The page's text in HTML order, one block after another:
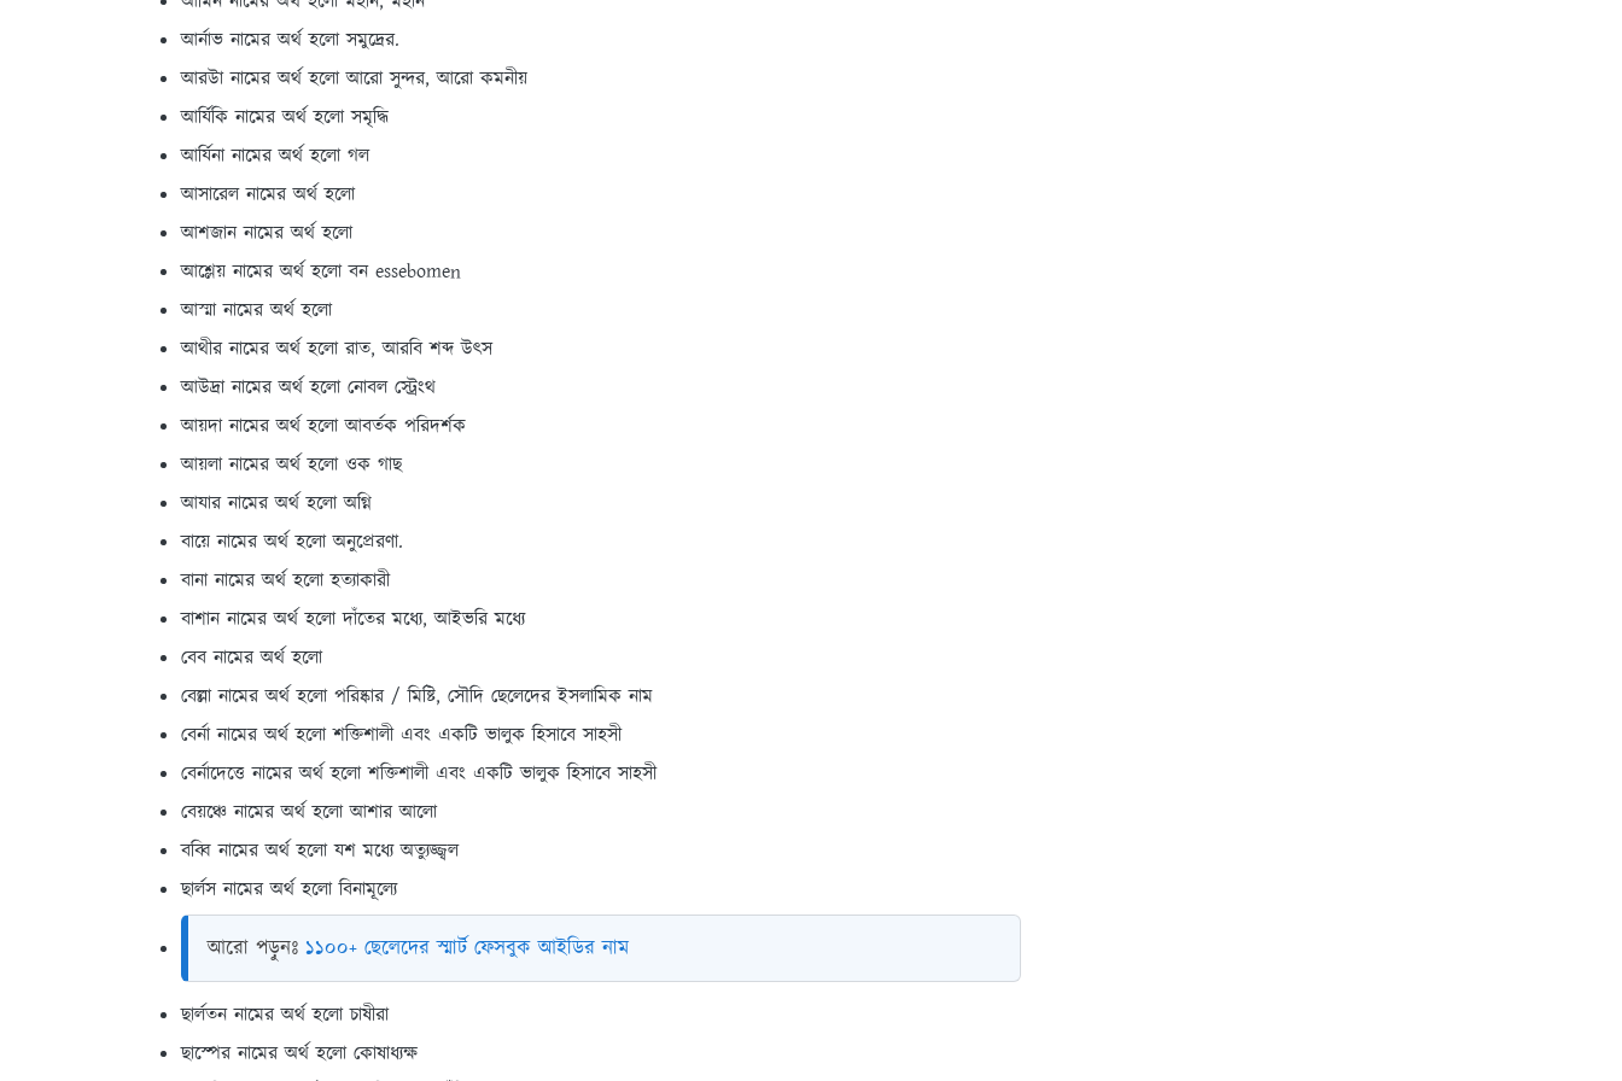
আর্নাভ নামের অর্থ হলো সমুদ্রের.
আরউা নামের অর্থ হলো আরো সুন্দর, আরো কমনীয়
আর্যিকি নামের অর্থ হলো সমৃদ্ধি
আর্যিনা নামের অর্থ হলো গল
আসারেল নামের অর্থ হলো
আশজান নামের অর্থ হলো
আশ্লেয় নামের অর্থ হলো বন essebomen
আস্মা নামের অর্থ হলো
আথীর নামের অর্থ হলো রাত, আরবি শব্দ উৎস
আউদ্রা নামের অর্থ হলো নোবল স্ট্রেংথ
আয়দা নামের অর্থ হলো আবর্তক পরিদর্শক
আয়লা নামের অর্থ হলো ওক গাছ
আযার নামের অর্থ হলো অগ্নি
বায়ে নামের অর্থ হলো অনুপ্রেরণা.
বানা নামের অর্থ হলো হত্যাকারী
বাশান নামের অর্থ হলো দাঁতের মধ্যে, আইভরি মধ্যে
বেব নামের অর্থ হলো
বেল্লা নামের অর্থ হলো পরিষ্কার / মিষ্টি, সৌদি ছেলেদের ইসলামিক নাম
বের্না নামের অর্থ হলো শক্তিশালী এবং একটি ভালুক হিসাবে সাহসী
বের্নাদেত্তে নামের অর্থ হলো শক্তিশালী এবং একটি ভালুক হিসাবে সাহসী
বেয়ঞ্চে নামের অর্থ হলো আশার আলো
বব্বি নামের অর্থ হলো যশ মধ্যে অত্যুজ্জ্বল
ছার্লস নামের অর্থ হলো বিনামূল্যে
আরো পড়ুনঃ ১১০০+ ছেলেদের স্মার্ট ফেসবুক আইডির নাম
ছার্লতন নামের অর্থ হলো চাষীরা
ছাস্পের নামের অর্থ হলো কোষাধ্যক্ষ